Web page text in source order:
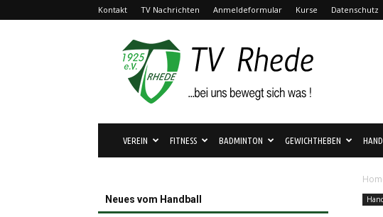
Kontakt TV Nachrichten Anmeldeformular Kurse Datenschutz
TV
Rhede
1925
e.V.
VEREIN FITNESS BADMINTON GEWICHTHEBEN
Neues vom Handball